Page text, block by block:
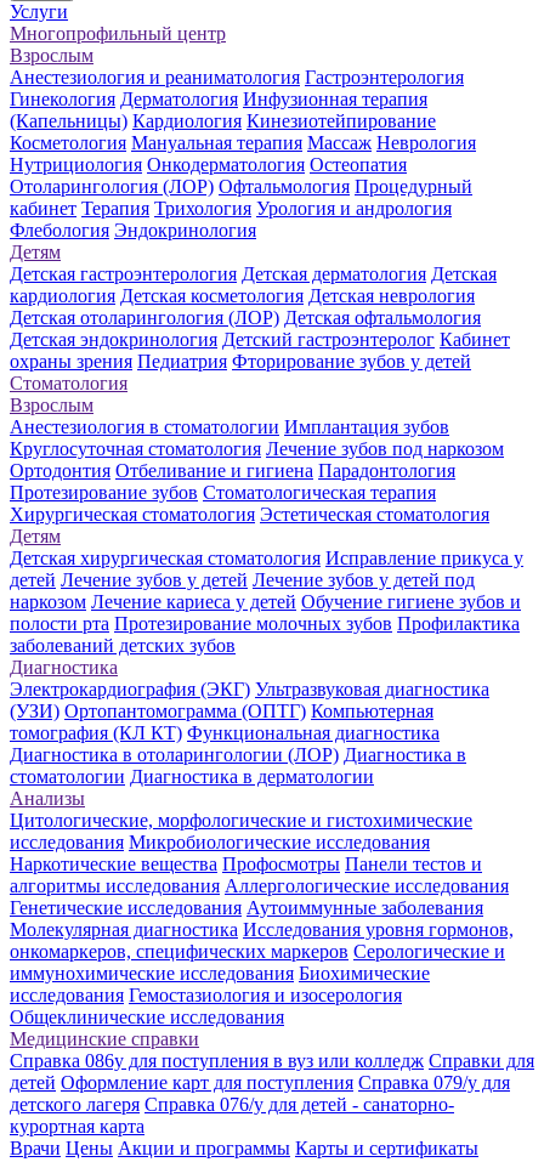
Услуги
Многопрофильный центр
Взрослым
Анестезиология и реаниматология Гастроэнтерология
Гинекология Дерматология Инфузионная терапия
(Капельницы) Кардиология Кинезиотейпирование
Косметология Мануальная терапия Массаж Неврология
Нутрициология Онкодерматология Остеопатия
Отоларингология (ЛОР) Офтальмология Процедурный
кабинет Терапия Трихология Урология и андрология
Флебология Эндокринология
Детям
Детская гастроэнтерология Детская дерматология Детская
кардиология Детская косметология Детская неврология
Детская отоларингология (ЛОР) Детская офтальмология
Детская эндокринология Детский гастроэнтеролог Кабинет
охраны зрения Педиатрия Фторирование зубов у детей
Стоматология
Взрослым
Анестезиология в стоматологии Имплантация зубов
Круглосуточная стоматология Лечение зубов под наркозом
Ортодонтия Отбеливание и гигиена Парадонтология
Протезирование зубов Стоматологическая терапия
Хирургическая стоматология Эстетическая стоматология
Детям
Детская хирургическая стоматология Исправление прикуса у
детей Лечение зубов у детей Лечение зубов у детей под
наркозом Лечение кариеса у детей Обучение гигиене зубов и
полости рта Протезирование молочных зубов Профилактика
заболеваний детских зубов
Диагностика
Электрокардиография (ЭКГ) Ультразвуковая диагностика
(УЗИ) Ортопантомограмма (ОПТГ) Компьютерная
томография (КЛ КТ) Функциональная диагностика
Диагностика в отоларингологии (ЛОР) Диагностика в
стоматологии Диагностика в дерматологии
Анализы
Цитологические, морфологические и гистохимические
исследования Микробиологические исследования
Наркотические вещества Профосмотры Панели тестов и
алгоритмы исследования Аллергологические исследования
Генетические исследования Аутоиммунные заболевания
Молекулярная диагностика Исследования уровня гормонов,
онкомаркеров, специфических маркеров Серологические и
иммунохимические исследования Биохимические
исследования Гемостазиология и изосерология
Общеклинические исследования
Медицинские справки
Справка 086у для поступления в вуз или колледж Справки для
детей Оформление карт для поступления Справка 079/у для
детского лагеря Справка 076/у для детей - санаторно-
курортная карта
Врачи Цены Акции и программы Карты и сертификаты